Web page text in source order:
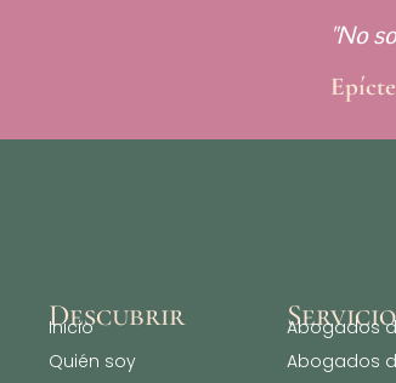
"No
Descubrir
Inicio
Quién soy
⁠Abogados
⁠Abogados